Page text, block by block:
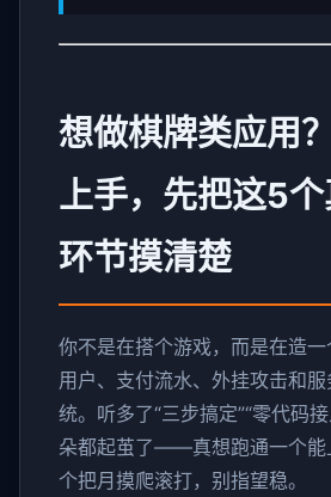
想做棋牌类应用
上手，先把这5
环节摸清楚
你不是在搭个游戏，而是在造
用户、支付流水、外挂攻击和
统。听多了“三步搞定”“零代码
朵都起茧了——真想跑通一个能
个把月摸爬滚打，别指望稳。